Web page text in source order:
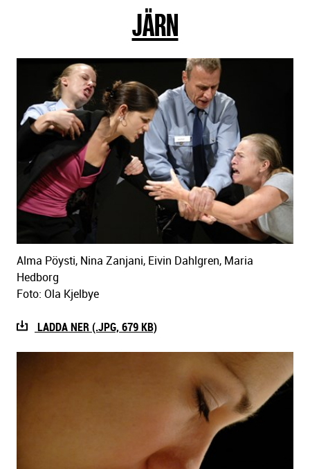
JÄRN
Alma Pöysti, Nina Zanjani, Eivin Dahlgren, Maria
Hedborg
Foto: Ola Kjelbye
LADDA NER (.JPG, 679 KB)